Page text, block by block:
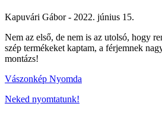
Kapuvári Gábor - 2022. június 15.
Nem az első, de nem is az utolsó, hogy
szép termékeket kaptam, a férjemnek
montázs!
Vászonkép Nyomda
Neked nyomtatunk!